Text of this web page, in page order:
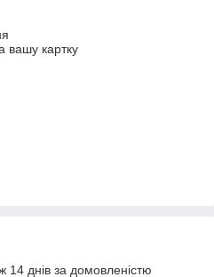
вашу картку
днів за домовленістю